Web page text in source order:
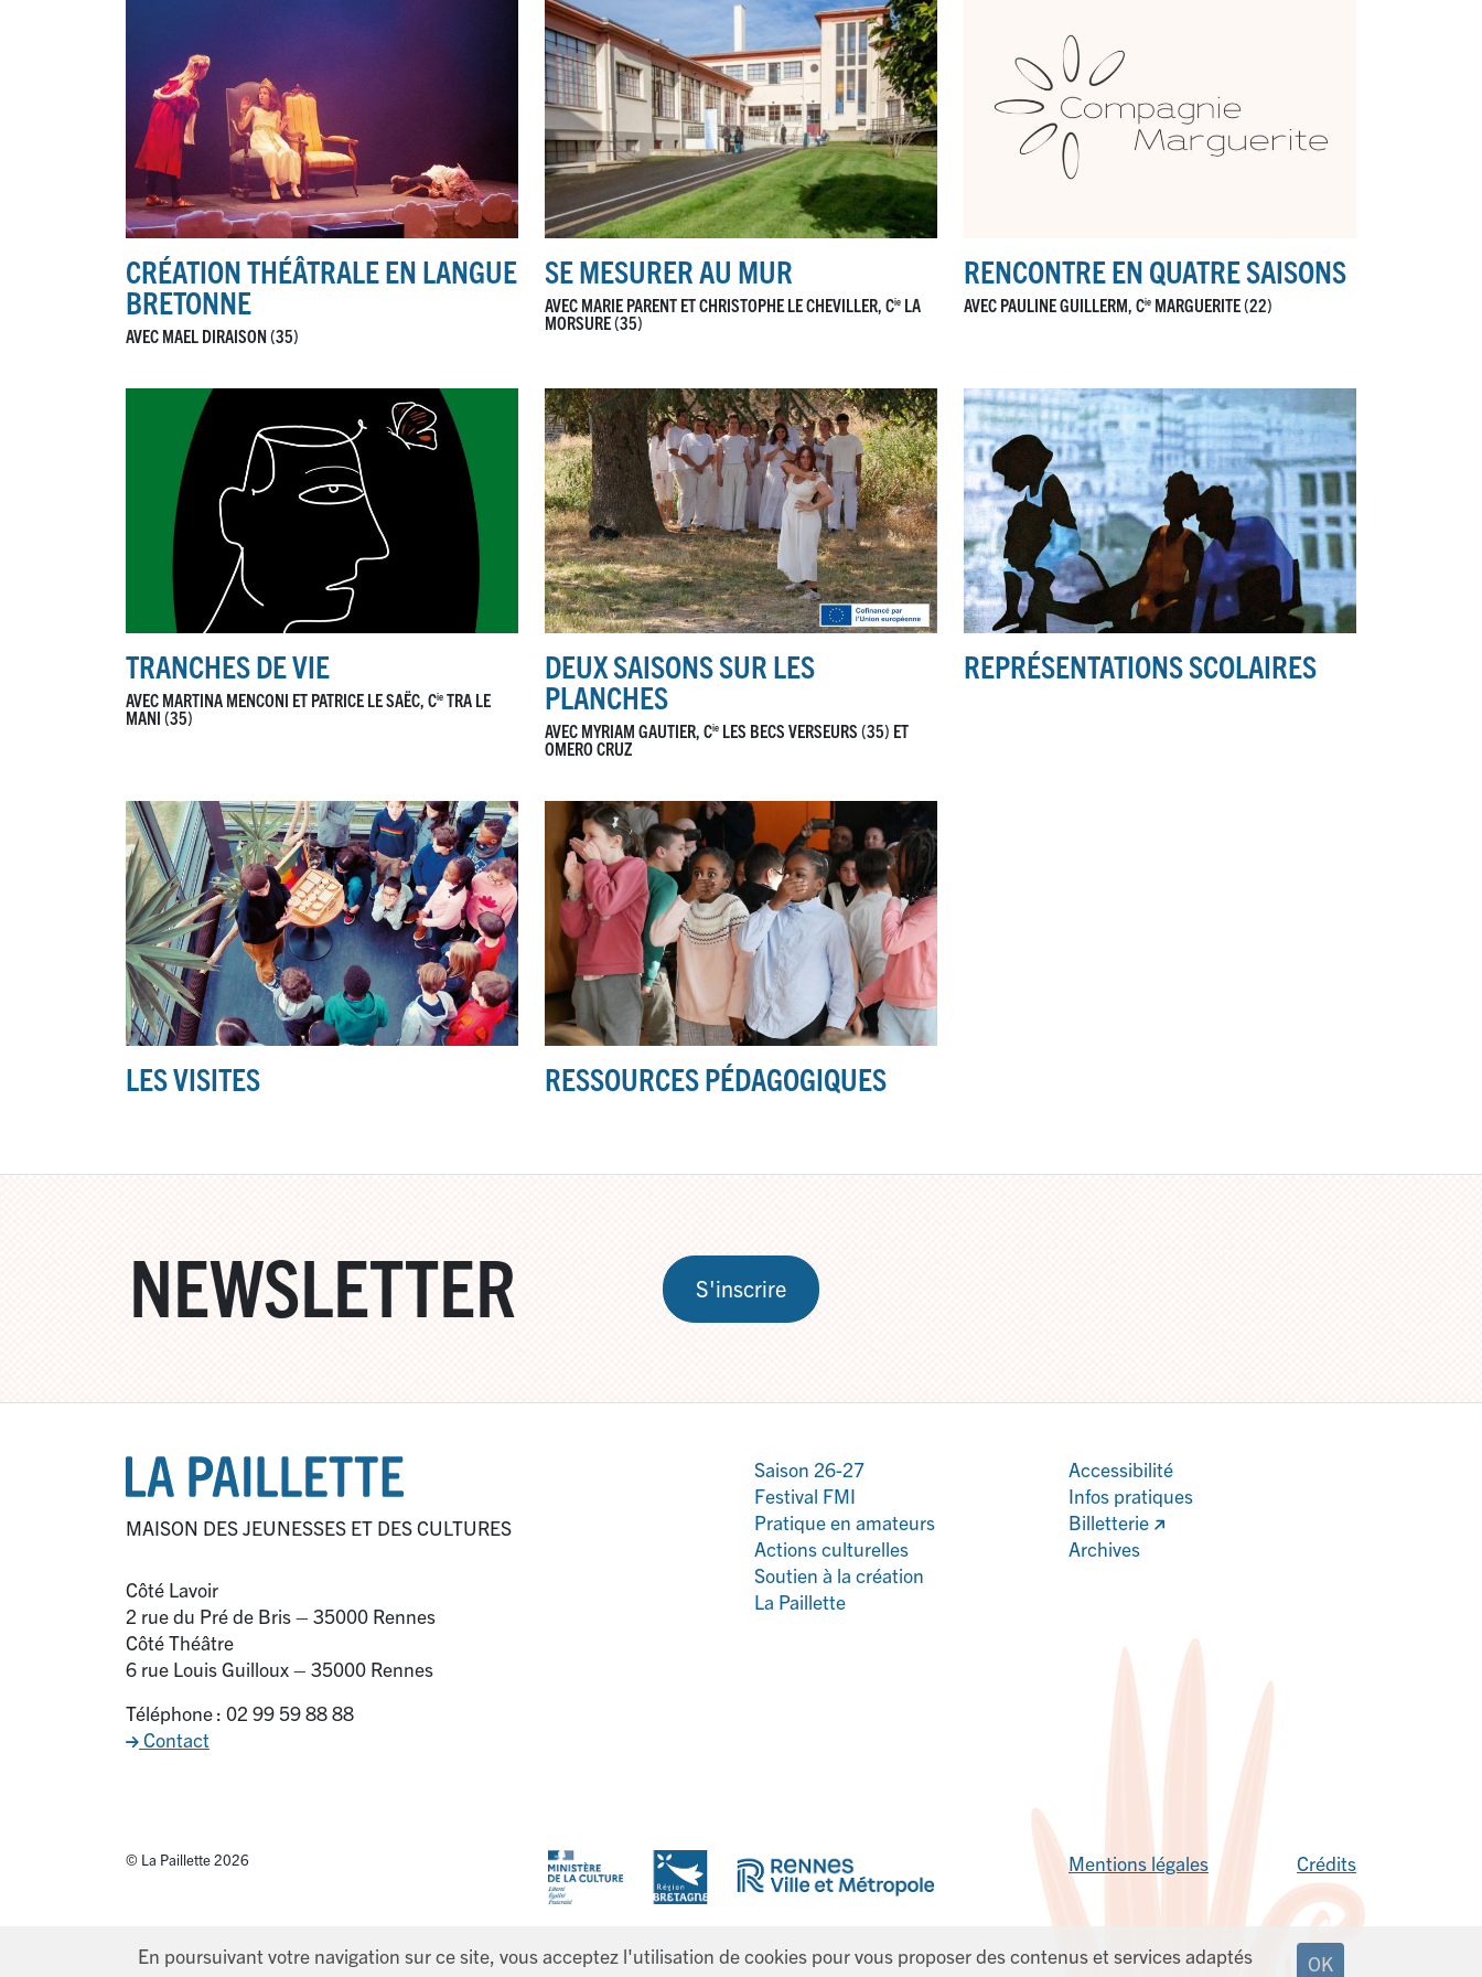
CRÉATION THÉÂTRALE EN LANGUE
BRETONNE
AVEC MAEL DIRAISON (35)
SE MESURER AU MUR
AVEC MARIE PARENT ET CHRISTOPHE LE CHEVILLER, Cie LA
MORSURE (35)
RENCONTRE EN QUATRE SAISONS
AVEC PAULINE GUILLERM, Cie MARGUERITE (22)
TRANCHES DE VIE
AVEC MARTINA MENCONI ET PATRICE LE SAËC, Cie TRA LE
MANI (35)
DEUX SAISONS SUR LES
PLANCHES
AVEC MYRIAM GAUTIER, Cie LES BECS VERSEURS (35) ET
OMERO CRUZ
REPRÉSENTATIONS SCOLAIRES
LES VISITES RESSOURCES PÉDAGOGIQUES
NEWSLETTER S'inscrire
MAISON DES JEUNESSES ET DES CULTURES
Côté Lavoir
2 rue du Pré de Bris – 35000 Rennes
Côté Théâtre
6 rue Louis Guilloux – 35000 Rennes
Téléphone : 02 99 59 88 88
Contact
Saison 26-27
Festival FMI
Pratique en amateurs
Actions culturelles
Soutien à la création
La Paillette
Accessibilité
Infos pratiques
Billetterie
Archives
© La Paillette 2026 Mentions légales Crédits
En poursuivant votre navigation sur ce site, vous acceptez l'utilisation de cookies pour vous proposer des contenus et services adaptés OK